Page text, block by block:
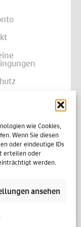
wie Cookies,
Wenn Sie diesen
oder eindeutige IDs
erteilen oder
werden.
ansehen